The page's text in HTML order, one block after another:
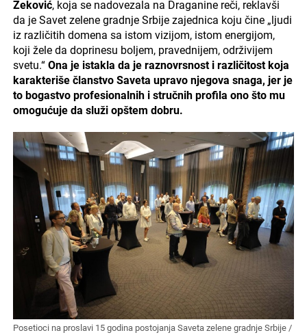
Zeković, koja se nadovezala na Draganine reči, reklavši
da je Savet zelene gradnje Srbije zajednica koju čine „ljudi
iz različitih domena sa istom vizijom, istom energijom,
koji žele da doprinesu boljem, pravednijem, održivijem
svetu.“ Ona je istakla da je raznovrsnost i različitost koja
karakteriše članstvo Saveta upravo njegova snaga, jer je
to bogastvo profesionalnih i stručnih profila ono što mu
omogućuje da služi opštem dobru.
Posetioci na proslavi 15 godina postojanja Saveta zelene gradnje Srbije /